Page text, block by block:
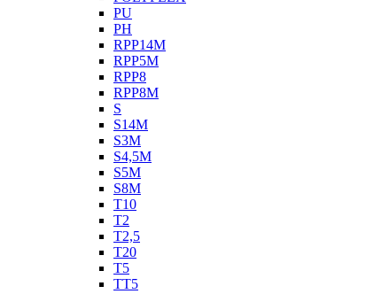
PU
PH
RPP14M
RPP5M
RPP8
RPP8M
S
S14M
S3M
S4,5M
S5M
S8M
T10
T2
T2,5
T20
T5
TT5